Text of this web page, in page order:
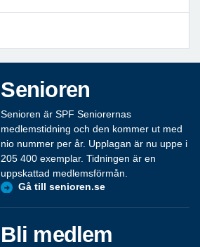
Senioren
Senioren är SPF Seniorernas
medlemstidning och den kommer ut med
nio nummer per år. Upplagan är nu uppe i
205 400 exemplar. Tidningen är en
uppskattad medlemsförmån.
Gå till senioren.se
Bli medlem